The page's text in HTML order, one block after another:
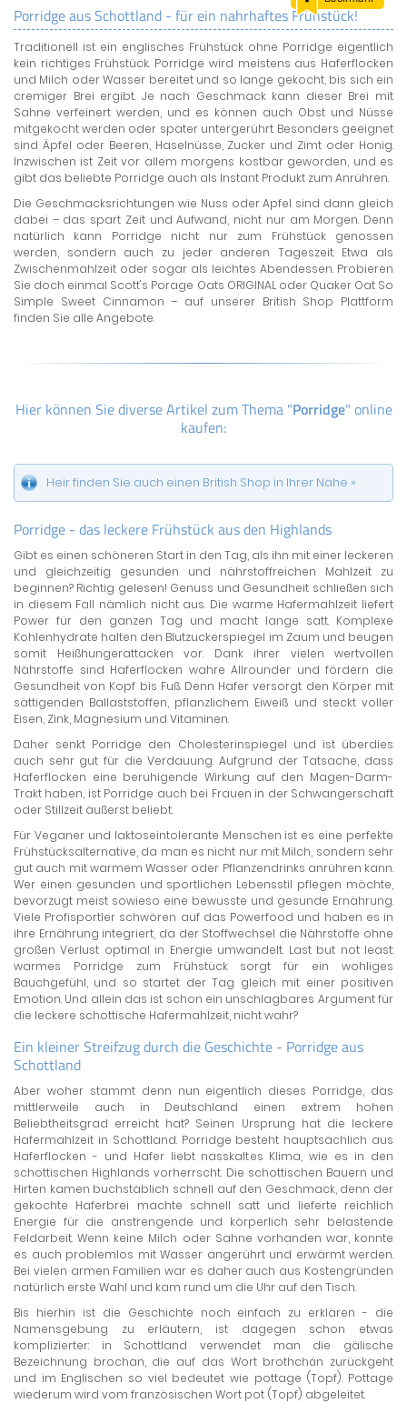
LAND & LEUTE
LERNCENTER
ENGLISCH
ENGLAND ZUHAUSE
BRITISH SHOP
Porridge aus Schottland - für ein nahrhaftes Frühstück!
Traditionell ist ein englisches Frühstück ohne Porridge eigentlich
kein richtiges Frühstück. Porridge wird meistens aus Haferflocken
und Milch oder Wasser bereitet und so lange gekocht, bis sich ein
cremiger Brei ergibt. Je nach Geschmack kann dieser Brei mit
Sahne verfeinert werden, und es können auch Obst und Nüsse
mitgekocht werden oder später untergerührt. Besonders geeignet
sind Äpfel oder Beeren, Haselnüsse, Zucker und Zimt oder Honig.
Inzwischen ist Zeit vor allem morgens kostbar geworden, und es
gibt das beliebte Porridge auch als Instant Produkt zum Anrühren.
Die Geschmacksrichtungen wie Nuss oder Apfel sind dann gleich
dabei – das spart Zeit und Aufwand, nicht nur am Morgen. Denn
natürlich kann Porridge nicht nur zum Frühstück genossen
werden, sondern auch zu jeder anderen Tageszeit. Etwa als
Zwischenmahlzeit oder sogar als leichtes Abendessen. Probieren
Sie doch einmal Scott's Porage Oats ORIGINAL oder Quaker Oat So
Simple Sweet Cinnamon – auf unserer British Shop Plattform
finden Sie alle Angebote.
Hier können Sie diverse Artikel zum Thema "Porridge" online
kaufen:
Heir finden Sie auch einen British Shop in Ihrer Nähe »
Porridge - das leckere Frühstück aus den Highlands
Gibt es einen schöneren Start in den Tag, als ihn mit einer leckeren
und gleichzeitig gesunden und nährstoffreichen Mahlzeit zu
beginnen? Richtig gelesen! Genuss und Gesundheit schließen sich
in diesem Fall nämlich nicht aus. Die warme Hafermahlzeit liefert
Power für den ganzen Tag und macht lange satt. Komplexe
Kohlenhydrate halten den Blutzuckerspiegel im Zaum und beugen
somit Heißhungerattacken vor. Dank ihrer vielen wertvollen
Nährstoffe sind Haferflocken wahre Allrounder und fördern die
Gesundheit von Kopf bis Fuß. Denn Hafer versorgt den Körper mit
sättigenden Ballaststoffen, pflanzlichem Eiweiß und steckt voller
Eisen, Zink, Magnesium und Vitaminen.
Daher senkt Porridge den Cholesterinspiegel und ist überdies
auch sehr gut für die Verdauung. Aufgrund der Tatsache, dass
Haferflocken eine beruhigende Wirkung auf den Magen-Darm-
Trakt haben, ist Porridge auch bei Frauen in der Schwangerschaft
oder Stillzeit äußerst beliebt.
Für Veganer und laktoseintolerante Menschen ist es eine perfekte
Frühstücksalternative, da man es nicht nur mit Milch, sondern sehr
gut auch mit warmem Wasser oder Pflanzendrinks anrühren kann.
Wer einen gesunden und sportlichen Lebensstil pflegen möchte,
bevorzugt meist sowieso eine bewusste und gesunde Ernährung.
Viele Profisportler schwören auf das Powerfood und haben es in
ihre Ernährung integriert, da der Stoffwechsel die Nährstoffe ohne
großen Verlust optimal in Energie umwandelt. Last but not least:
warmes Porridge zum Frühstück sorgt für ein wohliges
Bauchgefühl, und so startet der Tag gleich mit einer positiven
Emotion. Und allein das ist schon ein unschlagbares Argument für
die leckere schottische Hafermahlzeit, nicht wahr?
Ein kleiner Streifzug durch die Geschichte - Porridge aus
Schottland
Aber woher stammt denn nun eigentlich dieses Porridge, das
mittlerweile auch in Deutschland einen extrem hohen
Beliebtheitsgrad erreicht hat? Seinen Ursprung hat die leckere
Hafermahlzeit in Schottland. Porridge besteht hauptsächlich aus
Haferflocken - und Hafer liebt nasskaltes Klima, wie es in den
schottischen Highlands vorherrscht. Die schottischen Bauern und
Hirten kamen buchstäblich schnell auf den Geschmack, denn der
gekochte Haferbrei machte schnell satt und lieferte reichlich
Energie für die anstrengende und körperlich sehr belastende
Feldarbeit. Wenn keine Milch oder Sahne vorhanden war, konnte
es auch problemlos mit Wasser angerührt und erwärmt werden.
Bei vielen armen Familien war es daher auch aus Kostengründen
natürlich erste Wahl und kam rund um die Uhr auf den Tisch.
Bis hierhin ist die Geschichte noch einfach zu erklären - die
Namensgebung zu erläutern, ist dagegen schon etwas
komplizierter: in Schottland verwendet man die gälische
Bezeichnung brochan, die auf das Wort brothchán zurückgeht
und im Englischen so viel bedeutet wie pottage (Topf). Pottage
wiederum wird vom französischen Wort pot (Topf) abgeleitet.